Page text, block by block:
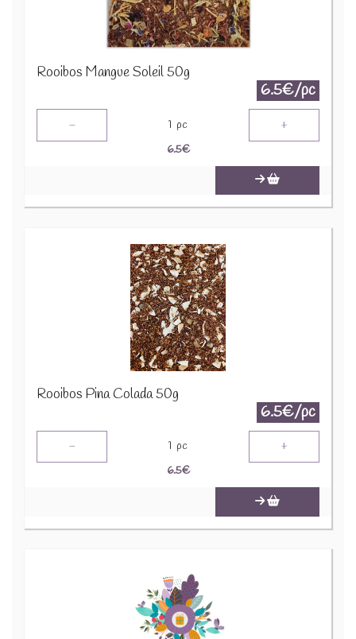
Rooibos Mangue Soleil 50g
6.5€/pc
- 1 pc +
6.5€
Rooibos Pina Colada 50g
6.5€/pc
- 1 pc +
6.5€